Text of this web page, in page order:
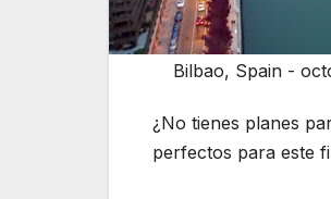
Bilbao, Spain -
¿No tienes planes
perfectos para este